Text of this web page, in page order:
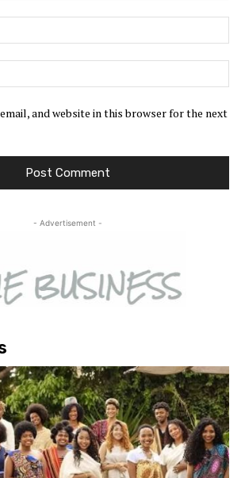
email, and website in this browser for the next
- Advertisement -